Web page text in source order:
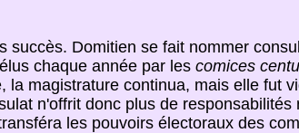
Domitien se fait nommer
chaque année par les comices
magistrature continua, mais elle fut
n'offrit donc plus de responsabilités
les pouvoirs électoraux des